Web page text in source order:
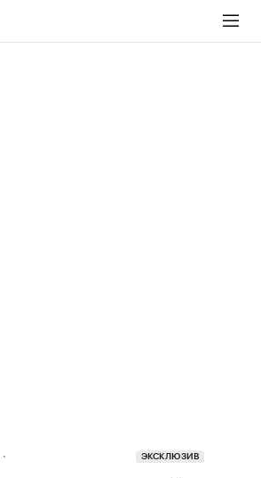
ЭКСКЛЮЗИВ